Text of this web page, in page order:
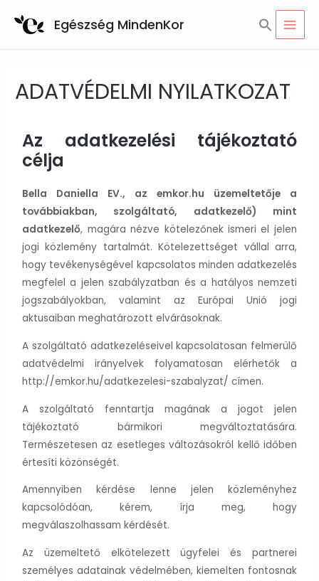
for:
SEARCH BUTTON
Egészség MindenKor
ADATVÉDELMI NYILATKOZAT
Az adatkezelési tájékoztató
célja
Bella Daniella EV., az emkor.hu üzemeltetője a
továbbiakban, szolgáltató, adatkezelő) mint
adatkezelő, magára nézve kötelezőnek ismeri el jelen
jogi közlemény tartalmát. Kötelezettséget vállal arra,
hogy tevékenységével kapcsolatos minden adatkezelés
megfelel a jelen szabályzatban és a hatályos nemzeti
jogszabályokban, valamint az Európai Unió jogi
aktusaiban meghatározott elvárásoknak.
A szolgáltató adatkezeléseivel kapcsolatosan felmerülő
adatvédelmi irányelvek folyamatosan elérhetők a
http://emkor.hu/adatkezelesi-szabalyzat/ címen.
A szolgáltató fenntartja magának a jogot jelen
tájékoztató bármikori megváltoztatására.
Természetesen az esetleges változásokról kellő időben
értesíti közönségét.
Amennyiben kérdése lenne jelen közleményhez
kapcsolódóan, kérem, írja meg, hogy
megválaszolhassam kérdését.
Az üzemeltető elkötelezett ügyfelei és partnerei
személyes adatainak védelmében, kiemelten fontosnak